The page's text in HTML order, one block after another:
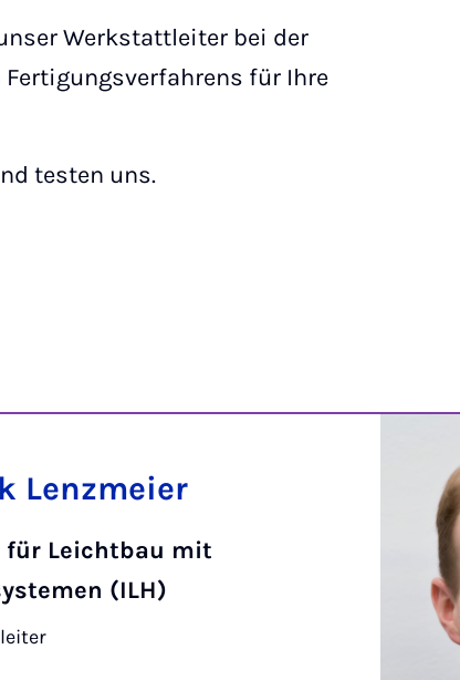
Werkstattleiter bei der
für Ihre
testen uns.
Lenzmeier
Leichtbau mit
(ILH)